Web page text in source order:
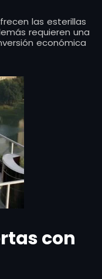
las esterillas
requieren una
económica
con